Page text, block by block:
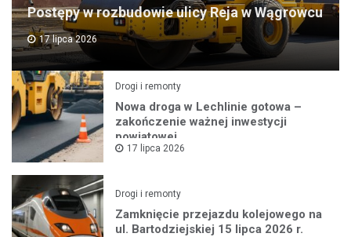
Postępy w rozbudowie ulicy Reja w Wągrowcu
17 lipca 2026
Drogi i remonty
Nowa droga w Lechlinie gotowa –
zakończenie ważnej inwestycji
powiatowej
17 lipca 2026
Drogi i remonty
Zamknięcie przejazdu kolejowego na
ul. Bartodziejskiej 15 lipca 2026 r.